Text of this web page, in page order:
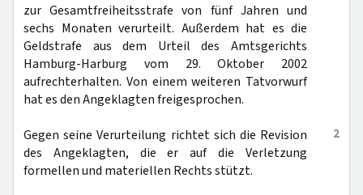
zur Gesamtfreiheitsstrafe von fünf Jahren und
sechs Monaten verurteilt. Außerdem hat es die
Geldstrafe aus dem Urteil des Amtsgerichts
Hamburg-Harburg vom 29. Oktober 2002
aufrechterhalten. Von einem weiteren Tatvorwurf
hat es den Angeklagten freigesprochen.
2
Gegen seine Verurteilung richtet sich die Revision
des Angeklagten, die er auf die Verletzung
formellen und materiellen Rechts stützt.